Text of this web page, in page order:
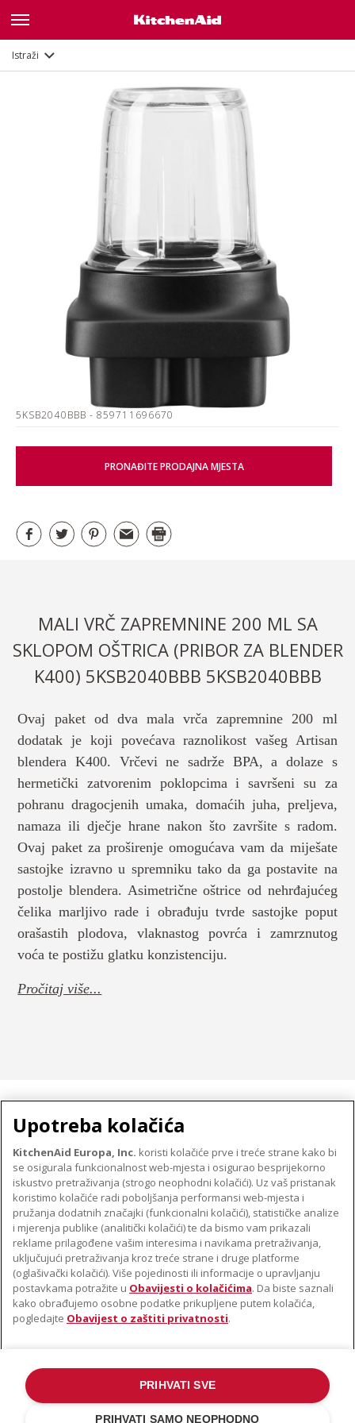
Istraži
5KSB2040BBB - 859711696670
PRONAĐITE PRODAJNA MJESTA
MALI VRČ ZAPREMNINE 200 ML SA
SKLOPOM OŠTRICA (PRIBOR ZA BLENDER
K400) 5KSB2040BBB 5KSB2040BBB
Ovaj paket od dva mala vrča zapremnine 200 ml
dodatak je koji povećava raznolikost vašeg Artisan
blendera K400. Vrčevi ne sadrže BPA, a dolaze s
hermetički zatvorenim poklopcima i savršeni su za
pohranu dragocjenih umaka, domaćih juha, preljeva,
namaza ili dječje hrane nakon što završite s radom.
Ovaj paket za proširenje omogućava vam da miješate
sastojke izravno u spremniku tako da ga postavite na
postolje blendera. Asimetrične oštrice od nehrđajućeg
čelika marljivo rade i obrađuju tvrde sastojke poput
orašastih plodova, vlaknastog povrća i zamrznutog
voća te postižu glatku konzistenciju.
Pročitaj više...
O TVRTKI KITCHENAID
Robna marka
Povijest
ODR
PODRŠKA
Pronađi trgovinu
Jamstvo i dokumenti
PRATITE NAS
©2022. Sva prava pridržana. KitchenAid i dizajn samostojećeg miksera
zaštitni su znakovi u SAD-u. i u drugim državama .
Upotreba kolačića
KitchenAid Europa, Inc. koristi kolačiće prve i treće strane kako bi
se osigurala funkcionalnost web-mjesta i osigurao besprijekorno
iskustvo pretraživanja (strogo neophodni kolačići). Uz vaš pristanak
koristimo kolačiće radi poboljšanja performansi web-mjesta i
pružanja dodatnih značajki (funkcionalni kolačići), statističke analize
i mjerenja publike (analitički kolačići) te da bismo vam prikazali
reklame prilagođene vašim interesima i navikama pretraživanja,
uključujući pretraživanja kroz treće strane i druge platforme
(oglašivački kolačići). Više pojedinosti ili informacije o upravljanju
postavkama potražite u Obavijesti o kolačićima. Da biste saznali
kako obrađujemo osobne podatke prikupljene putem kolačića,
pogledajte Obavijest o zaštiti privatnosti.
PRIHVATI SAMO NEOPHODNO
PRIHVATI SVE